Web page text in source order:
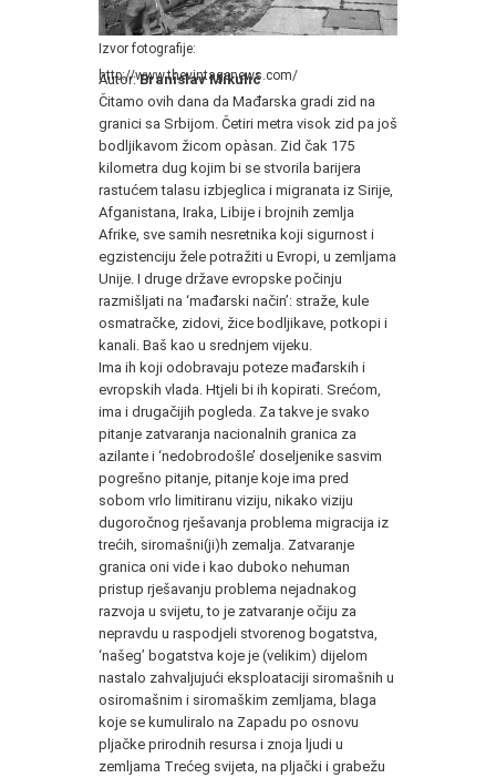
Izvor fotografije:
http://www.thevintagenews.com/
Autor:Branislav Mikulić
Čitamo ovih dana da Mađarska gradi zid na
granici sa Srbijom. Četiri metra visok zid pa još
bodljikavom žicom opàsan. Zid čak 175
kilometra dug kojim bi se stvorila barijera
rastućem talasu izbjeglica i migranata iz Sirije,
Afganistana, Iraka, Libije i brojnih zemlja
Afrike, sve samih nesretnika koji sigurnost i
egzistenciju žele potražiti u Evropi, u zemljama
Unije. I druge države evropske počinju
razmišljati na ‘mađarski način’: straže, kule
osmatračke, zidovi, žice bodljikave, potkopi i
kanali. Baš kao u srednjem vijeku.
Ima ih koji odobravaju poteze mađarskih i
evropskih vlada. Htjeli bi ih kopirati. Srećom,
ima i drugačijih pogleda. Za takve je svako
pitanje zatvaranja nacionalnih granica za
azilante i ‘nedobrodošle’ doseljenike sasvim
pogrešno pitanje, pitanje koje ima pred
sobom vrlo limitiranu viziju, nikako viziju
dugoročnog rješavanja problema migracija iz
trećih, siromašni(ji)h zemalja. Zatvaranje
granica oni vide i kao duboko nehuman
pristup rješavanju problema nejadnakog
razvoja u svijetu, to je zatvaranje očiju za
nepravdu u raspodjeli stvorenog bogatstva,
‘našeg’ bogatstva koje je (velikim) dijelom
nastalo zahvaljujući eksploataciji siromašnih u
osiromašnim i siromaškim zemljama, blaga
koje se kumuliralo na Zapadu po osnovu
pljačke prirodnih resursa i znoja ljudi u
zemljama Trećeg svijeta, na pljački i grabežu